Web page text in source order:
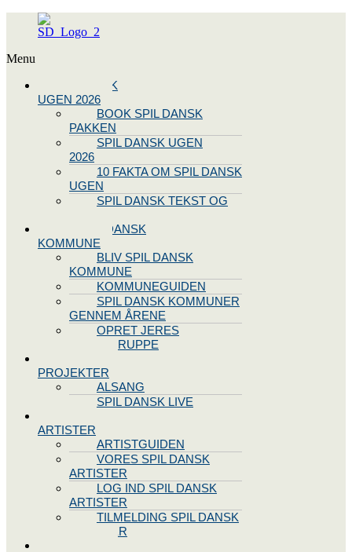
Menu
SPIL DANSK
UGEN 2026
BOOK SPIL DANSK
PAKKEN
SPIL DANSK UGEN
2026
10 FAKTA OM SPIL DANSK
UGEN
SPIL DANSK TEKST OG
BLIV SPIL DANSK
KOMMUNE
BLIV SPIL DANSK
KOMMUNE
KOMMUNEGUIDEN
SPIL DANSK KOMMUNER
GENNEM ÅRENE
OPRET JERES
STYREGRUPPE
PROJEKTER
ALSANG
SPIL DANSK LIVE
ARTISTER
ARTISTGUIDEN
VORES SPIL DANSK
ARTISTER
LOG IND SPIL DANSK
ARTISTER
TILMELDING SPIL DANSK
ARTISTER